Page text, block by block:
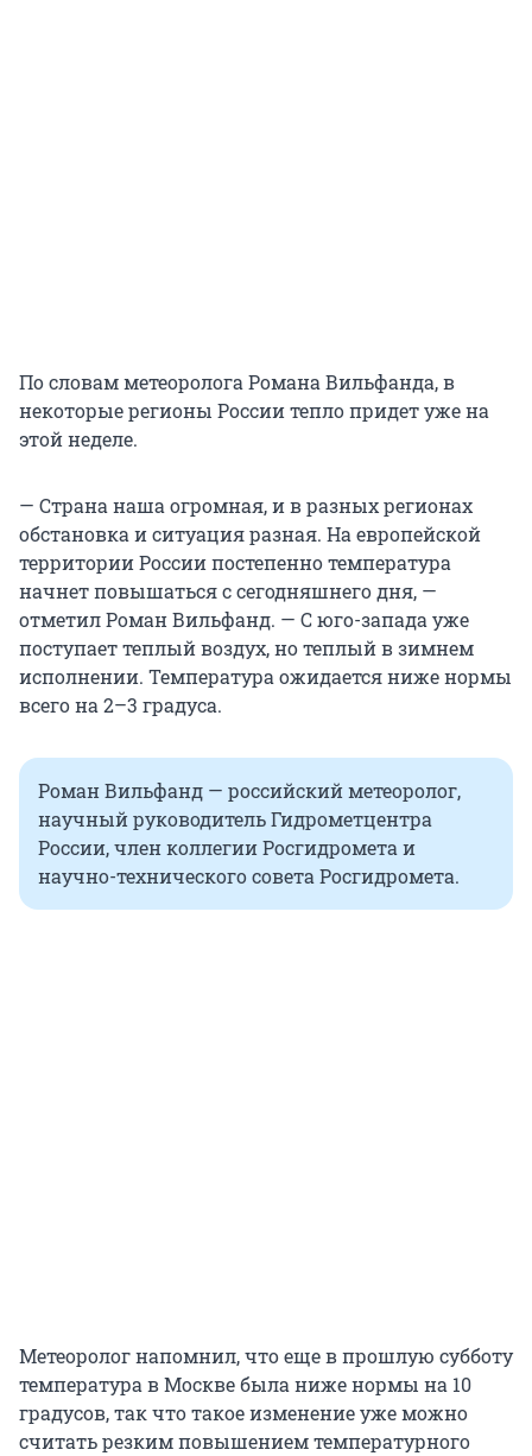
По словам метеоролога Романа Вильфанда, в
некоторые регионы России тепло придет уже на
этой неделе.
— Страна наша огромная, и в разных регионах
обстановка и ситуация разная. На европейской
территории России постепенно температура
начнет повышаться с сегодняшнего дня, —
отметил Роман Вильфанд. — С юго-запада уже
поступает теплый воздух, но теплый в зимнем
исполнении. Температура ожидается ниже нормы
всего на 2–3 градуса.
Роман Вильфанд — российский метеоролог,
научный руководитель Гидрометцентра
России, член коллегии Росгидромета и
научно-технического совета Росгидромета.
Метеоролог напомнил, что еще в прошлую субботу
температура в Москве была ниже нормы на 10
градусов, так что такое изменение уже можно
считать резким повышением температурного